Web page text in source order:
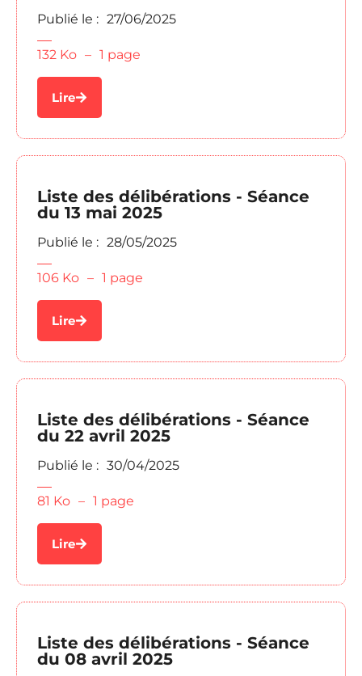
Publié le : 27/06/2025
132 Ko – 1 page
Lire
Liste des délibérations - Séance
du 13 mai 2025
Publié le : 28/05/2025
106 Ko – 1 page
Lire
Liste des délibérations - Séance
du 22 avril 2025
Publié le : 30/04/2025
81 Ko – 1 page
Lire
Liste des délibérations - Séance
du 08 avril 2025